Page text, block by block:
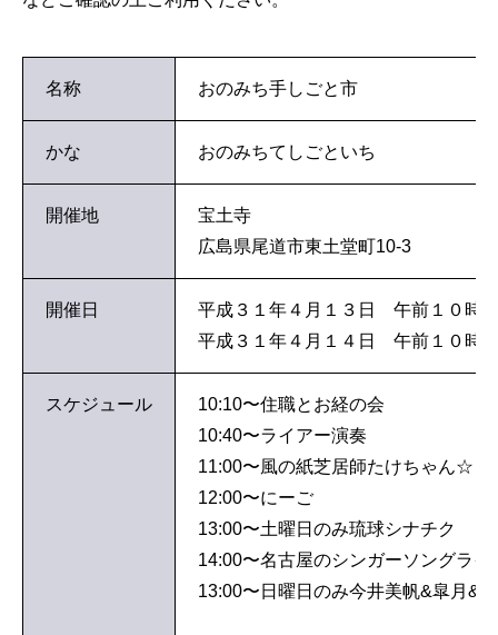
名称 おのみち手しごと市
かな おのみちてしごといち
開催地
宝土寺
広島県尾道市東土堂町10-3
開催日
平成３１年４月１３日 午前１０時
平成３１年４月１４日 午前１０時
スケジュール
10:10〜住職とお経の会
10:40〜ライアー演奏
11:00〜風の紙芝居師たけちゃん☆
12:00〜にーご
13:00〜土曜日のみ琉球シナチク
14:00〜名古屋のシンガーソングライ
13:00〜日曜日のみ今井美帆&皐月&